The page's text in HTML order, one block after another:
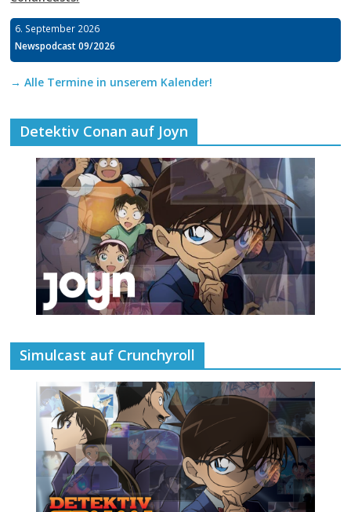
6. September 2026
Newspodcast 09/2026
→ Alle Termine in unserem Kalender!
Detektiv Conan auf Joyn
Simulcast auf Crunchyroll